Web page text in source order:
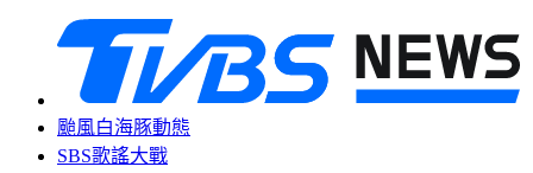
颱風白海豚動態
SBS歌謠大戰